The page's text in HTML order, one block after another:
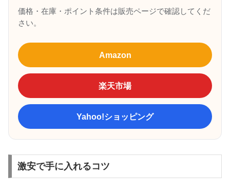
価格・在庫・ポイント条件は販売ページで確認してくだ
さい。
Amazon
楽天市場
Yahoo!ショッピング
激安で手に入れるコツ